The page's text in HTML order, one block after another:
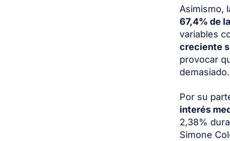
Asimismo,
67,4% de
variables
creciente
provocar
demasiado.
Por su
interés
2,38%
Simone